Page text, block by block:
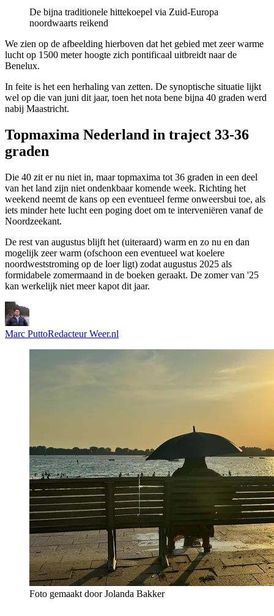
De bijna traditionele hittekoepel via Zuid-Europa
noordwaarts reikend
We zien op de afbeelding hierboven dat het gebied met zeer warme
lucht op 1500 meter hoogte zich pontificaal uitbreidt naar de
Benelux.
In feite is het een herhaling van zetten. De synoptische situatie lijkt
wel op die van juni dit jaar, toen het nota bene bijna 40 graden werd
nabij Maastricht.
Topmaxima Nederland in traject 33-36
graden
Die 40 zit er nu niet in, maar topmaxima tot 36 graden in een deel
van het land zijn niet ondenkbaar komende week. Richting het
weekend neemt de kans op een eventueel ferme onweersbui toe, als
iets minder hete lucht een poging doet om te interveniëren vanaf de
Noordzeekant.
De rest van augustus blijft het (uiteraard) warm en zo nu en dan
mogelijk zeer warm (ofschoon een eventueel wat koelere
noordweststroming op de loer ligt) zodat augustus 2025 als
formidabele zomermaand in de boeken geraakt. De zomer van '25
kan werkelijk niet meer kapot dit jaar.
Marc PuttoRedacteur Weer.nl
Foto gemaakt door Jolanda Bakker